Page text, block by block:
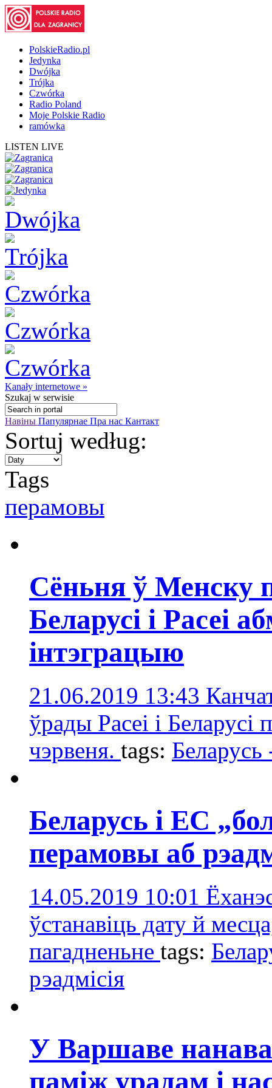
PolskieRadio.pl
Jedynka
Dwójka
Trójka
Czwórka
Radio Poland
Moje Polskie Radio
ramówka
LISTEN LIVE
Kanały internetowe »
Szukaj w serwisie
Навіны Папулярнае Пра нас Кантакт
Sortuj według:
Tags
перамовы
Сёньня ў Менску
Беларусі і Расеі
інтэграцыю
21.06.2019 13:43
ўрады Расеі і Беларусі
чэрвеня. tags: Беларусь
Беларусь і ЕС
перамовы аб
14.05.2019 10:01
ўстанавіць дату й
пагадненьне tags:
рэадмісія
У Варшаве
паміж урадам і